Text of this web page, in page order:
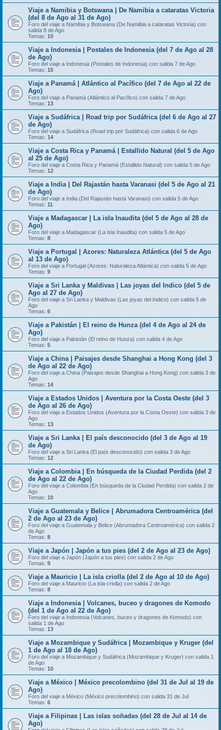
Viaje a Namibia y Botswana | De Namibia a cataratas Victoria
(del 8 de Ago al 31 de Ago)
Foro del viaje a Namibia y Botswana (De Namibia a cataratas Victoria) con
salida 8 de Ago
Temas: 10
Viaje a Indonesia | Postales de Indonesia (del 7 de Ago al 28
de Ago)
Foro del viaje a Indonesia (Postales de Indonesia) con salida 7 de Ago
Temas: 15
Viaje a Panamá | Atlántico al Pacífico (del 7 de Ago al 22 de
Ago)
Foro del viaje a Panamá (Atlántico al Pacífico) con salida 7 de Ago
Temas: 13
Viaje a Sudáfrica | Road trip por Sudáfrica (del 6 de Ago al 27
de Ago)
Foro del viaje a Sudáfrica (Road trip por Sudáfrica) con salida 6 de Ago
Temas: 14
Viaje a Costa Rica y Panamá | Estallido Natural (del 5 de Ago
al 25 de Ago)
Foro del viaje a Costa Rica y Panamá (Estallido Natural) con salida 5 de Ago
Temas: 12
Viaje a India | Del Rajastán hasta Varanasi (del 5 de Ago al 21
de Ago)
Foro del viaje a India (Del Rajastán hasta Varanasi) con salida 5 de Ago
Temas: 11
Viaje a Madagascar | La isla Inaudita (del 5 de Ago al 28 de
Ago)
Foro del viaje a Madagascar (La isla Inaudita) con salida 5 de Ago
Temas: 8
Viaje a Portugal | Azores: Naturaleza Atlántica (del 5 de Ago
al 13 de Ago)
Foro del viaje a Portugal (Azores: Naturaleza Atlántica) con salida 5 de Ago
Temas: 9
Viaje a Sri Lanka y Maldivas | Las joyas del Indico (del 5 de
Ago al 27 de Ago)
Foro del viaje a Sri Lanka y Maldivas (Las joyas del Indico) con salida 5 de
Ago
Temas: 6
Viaje a Pakistán | El reino de Hunza (del 4 de Ago al 24 de
Ago)
Foro del viaje a Pakistán (El reino de Hunza) con salida 4 de Ago
Temas: 5
Viaje a China | Paisajes desde Shanghai a Hong Kong (del 3
de Ago al 22 de Ago)
Foro del viaje a China (Paisajes desde Shanghai a Hong Kong) con salida 3 de
Ago
Temas: 14
Viaje a Estados Unidos | Aventura por la Costa Oeste (del 3
de Ago al 26 de Ago)
Foro del viaje a Estados Unidos (Aventura por la Costa Oeste) con salida 3 de
Ago
Temas: 13
Viaje a Sri Lanka | El país desconocido (del 3 de Ago al 19
de Ago)
Foro del viaje a Sri Lanka (El país desconocido) con salida 3 de Ago
Temas: 12
Viaje a Colombia | En búsqueda de la Ciudad Perdida (del 2
de Ago al 22 de Ago)
Foro del viaje a Colombia (En búsqueda de la Ciudad Perdida) con salida 2 de
Ago
Temas: 10
Viaje a Guatemala y Belice | Abrumadora Centroamérica (del
2 de Ago al 23 de Ago)
Foro del viaje a Guatemala y Belice (Abrumadora Centroamérica) con salida 2
de Ago
Temas: 8
Viaje a Japón | Japón a tus pies (del 2 de Ago al 23 de Ago)
Foro del viaje a Japón (Japón a tus pies) con salida 2 de Ago
Temas: 9
Viaje a Mauricio | La isla criolla (del 2 de Ago al 10 de Ago)
Foro del viaje a Mauricio (La isla criolla) con salida 2 de Ago
Temas: 8
Viaje a Indonesia | Volcanes, buceo y dragones de Komodo
(del 1 de Ago al 22 de Ago)
Foro del viaje a Indonesia (Volcanes, buceo y dragones de Komodo) con
salida 1 de Ago
Temas: 13
Viaje a Mozambique y Sudáfrica | Mozambique y Kruger (del
1 de Ago al 18 de Ago)
Foro del viaje a Mozambique y Sudáfrica (Mozambique y Kruger) con salida 1
de Ago
Temas: 10
Viaje a México | México precolombino (del 31 de Jul al 19 de
Ago)
Foro del viaje a México (México precolombino) con salida 31 de Jul
Temas: 6
Viaje a Filipinas | Las islas soñadas (del 28 de Jul al 14 de
Ago)